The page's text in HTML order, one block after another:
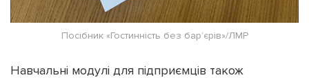
Посібник «Гостинність без бар’єрів»/ЛМР
Навчальні модулі для підприємців також